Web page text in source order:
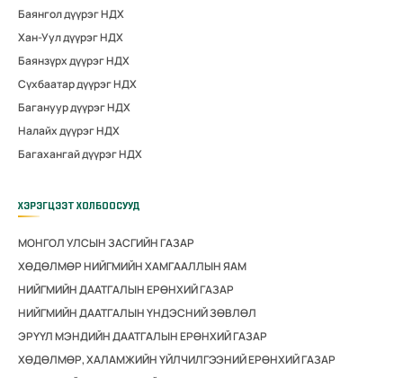
Баянгол дүүрэг НДХ
Хан-Уул дүүрэг НДХ
Баянзүрх дүүрэг НДХ
Сүхбаатар дүүрэг НДХ
Багануур дүүрэг НДХ
Налайх дүүрэг НДХ
Багахангай дүүрэг НДХ
ХЭРЭГЦЭЭТ ХОЛБООСУУД
МОНГОЛ УЛСЫН ЗАСГИЙН ГАЗАР
ХӨДӨЛМӨР НИЙГМИЙН ХАМГААЛЛЫН ЯАМ
НИЙГМИЙН ДААТГАЛЫН ЕРӨНХИЙ ГАЗАР
НИЙГМИЙН ДААТГАЛЫН ҮНДЭСНИЙ ЗӨВЛӨЛ
ЭРҮҮЛ МЭНДИЙН ДААТГАЛЫН ЕРӨНХИЙ ГАЗАР
ХӨДӨЛМӨР, ХАЛАМЖИЙН ҮЙЛЧИЛГЭЭНИЙ ЕРӨНХИЙ ГАЗАР